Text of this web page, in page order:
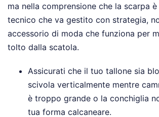
ma nella comprensione che la scarpa
tecnico che va gestito con strategia,
accessorio di moda che funziona per
tolto dalla scatola.
Assicurati che il tuo tallone sia
scivola verticalmente mentre
è troppo grande o la conchiglia
tua forma calcaneare.